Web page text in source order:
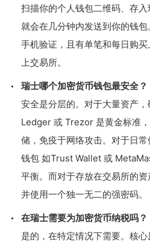
扫描你的个人钱包二维码、存
就会在几分钟内发送到你的钱
手机验证，且有单笔和每日购
上交易所。
瑞士哪个加密货币钱包最安全？
安全是分层的。对于大量资产，
Ledger 或 Trezor 是黄金标准
储，免疫于网络攻击。对于日
钱包 如Trust Wallet 或
平衡。而对于存放在交易所的资
并使用一个独一无二的强密码。
在瑞士需要为加密货币纳税吗？
是的，在特定情况下需要。核